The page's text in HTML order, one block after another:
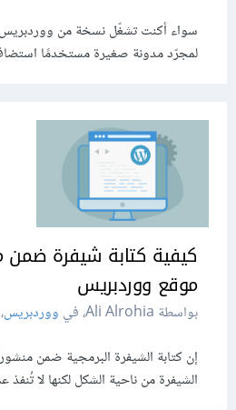
سواء أكنت تشغّل نسخة من ووردبريس
لمجرّد مدونة صغيرة مستخدمًا
كيفية كتابة شيفرة ضمن
موقع ووردبريس
بواسطة Ali Alrohia، في ووردبريس،
إن كتابة الشيفرة البرمجية ضمن
الشيفرة من ناحية الشكل لكنها لا